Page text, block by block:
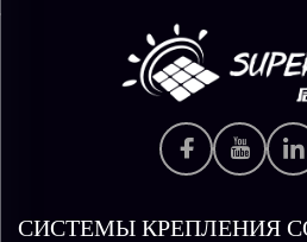
СИСТЕМЫ КРЕПЛЕНИЯ